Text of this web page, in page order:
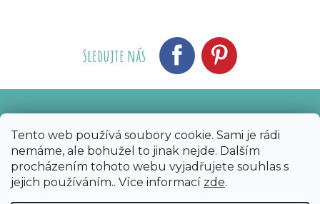
Tento web používá soubory cookie. Sami je rádi
nemáme, ale bohužel to jinak nejde. Dalším
procházením tohoto webu vyjadřujete souhlas s
jejich používáním.. Více informací zde.
Sledujte nás
Copyright 2026 Bijoux Components - Svět
korálků. Všechna práva vyhrazena.